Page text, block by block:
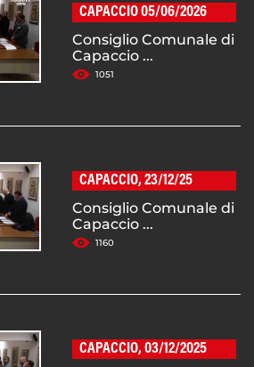
CAPACCIO 05/06/2026
Consiglio Comunale di
Capaccio ...
1051
CAPACCIO, 23/12/25
Consiglio Comunale di
Capaccio ...
1160
CAPACCIO, 03/12/2025